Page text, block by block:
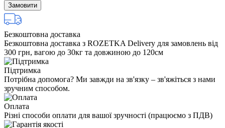
Замовити
Безкоштовна доставка
Безкоштовна доставка з ROZETKA Delivery для замовлень від
300 грн, вагою до 30кг та довжиною до 120см
Підтримка
Потрібна допомога? Ми завжди на зв'язку – зв'яжіться з нами
зручним способом.
Оплата
Різні способи оплати для вашої зручності (працюємо з ПДВ)